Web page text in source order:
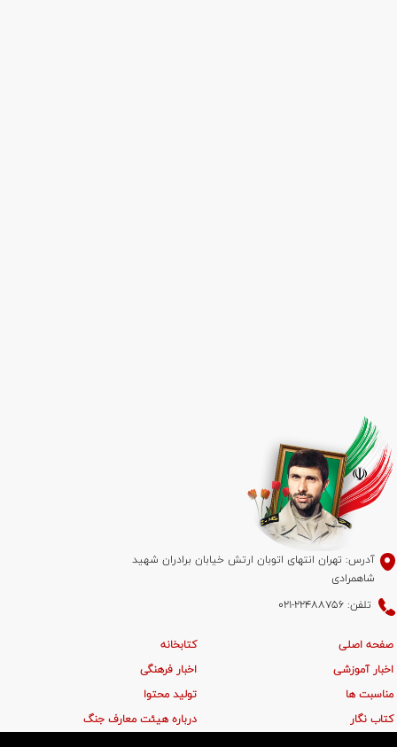
آدرس: تهران انتهای اتوبان ارتش خیابان برادران شهید
شاهمرادی
تلفن: 22488756-021
صفحه اصلی
کتابخانه
اخبار آموزشی
اخبار فرهنگی
مناسبت ها
تولید محتوا
کتاب نگار
درباره هیئت معارف جنگ